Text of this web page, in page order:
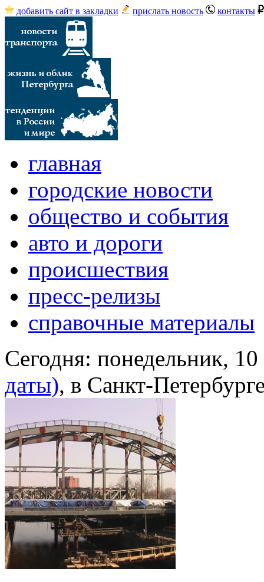
добавить сайт в закладки прислать новость контакты
главная
городские новости
общество и события
авто и дороги
происшествия
пресс-релизы
справочные материалы
Сегодня: понедельник,
даты), в Санкт-